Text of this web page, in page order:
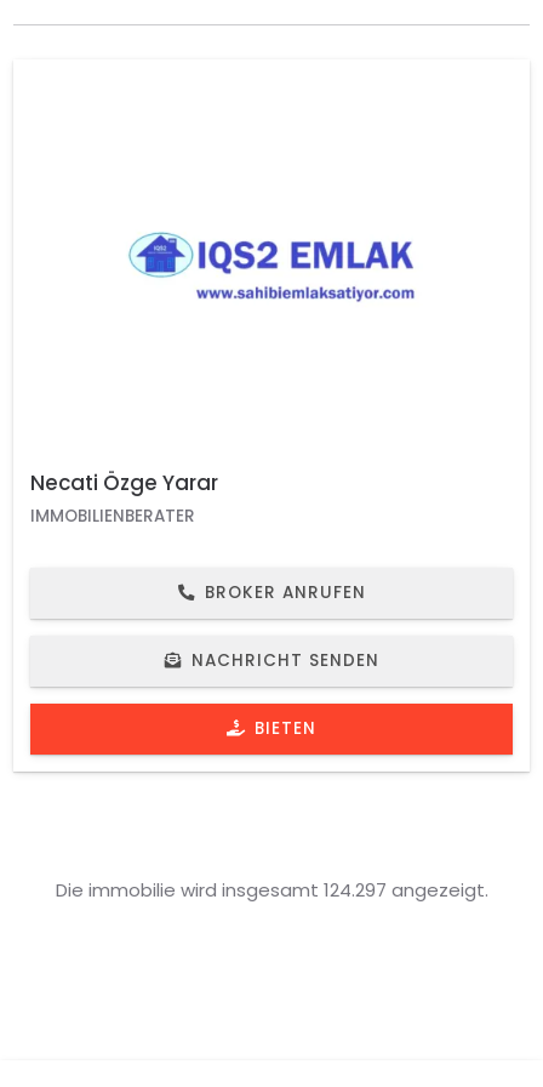
Necati Özge Yarar
IMMOBILIENBERATER
BROKER ANRUFEN
NACHRICHT SENDEN
BIETEN
Die immobilie wird insgesamt 124.297 angezeigt.